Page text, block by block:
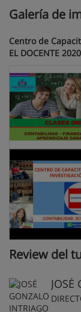
Galería de
Centro de
EL DOCENTE
Review del
JOSÉ